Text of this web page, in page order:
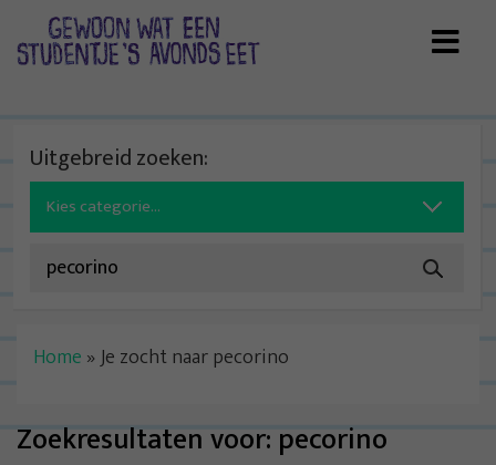
Uitgebreid zoeken:
Search
for:
Home »Je zocht naar pecorino
Zoekresultaten voor: pecorino